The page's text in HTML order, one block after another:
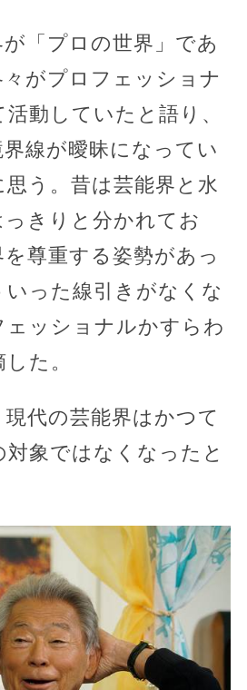
「プロの世界」であ
々がプロフェッショナ
動していたと語り、
線が曖昧になってい
う。昔は芸能界と水
きりと分かれてお
尊重する姿勢があっ
った線引きがなくな
ェッショナルかすらわ
た。
代の芸能界はかつて
象ではなくなったと